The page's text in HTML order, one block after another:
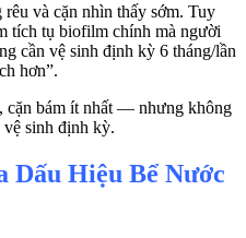
và cặn nhìn thấy sớm. Tuy
tích tụ biofilm chính mà người
cần vệ sinh định kỳ 6 tháng/lần
hơn”.
cặn bám ít nhất — nhưng không
sinh định kỳ.
Dấu Hiệu Bể Nước